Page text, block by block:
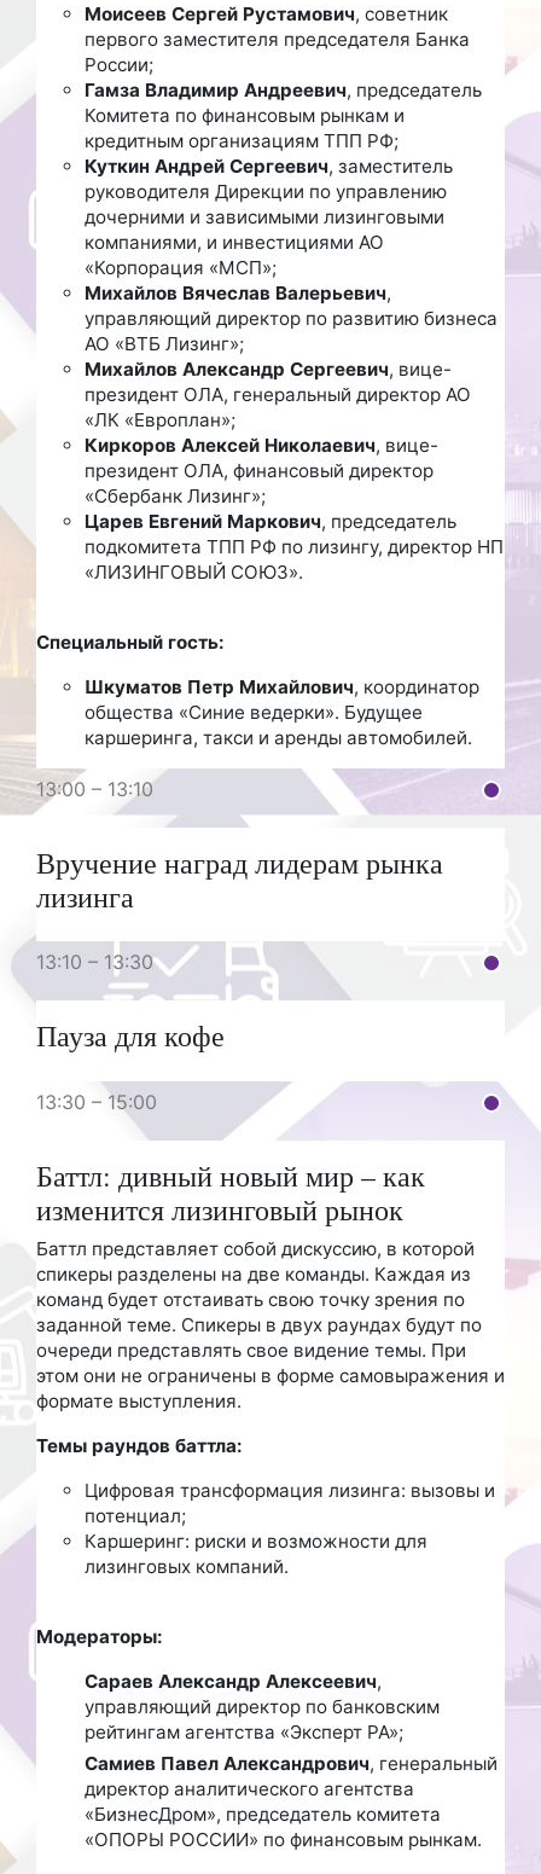
Моисеев Сергей Рустамович, советник
первого заместителя председателя Банка
России;
Гамза Владимир Андреевич, председатель
Комитета по финансовым рынкам и
кредитным организациям ТПП РФ;
Куткин Андрей Сергеевич, заместитель
руководителя Дирекции по управлению
дочерними и зависимыми лизинговыми
компаниями, и инвестициями АО
«Корпорация «МСП»;
Михайлов Вячеслав Валерьевич,
управляющий директор по развитию бизнеса
АО «ВТБ Лизинг»;
Михайлов Александр Сергеевич, вице-
президент ОЛА, генеральный директор АО
«ЛК «Европлан»;
Киркоров Алексей Николаевич, вице-
президент ОЛА, финансовый директор
«Сбербанк Лизинг»;
Царев Евгений Маркович, председатель
подкомитета ТПП РФ по лизингу, директор НП
«ЛИЗИНГОВЫЙ СОЮЗ».
Специальный гость:
Шкуматов Петр Михайлович, координатор
общества «Синие ведерки». Будущее
каршеринга, такси и аренды автомобилей.
13:00 – 13:10
Вручение наград лидерам рынка
лизинга
13:10 – 13:30
Пауза для кофе
13:30 – 15:00
Баттл: дивный новый мир – как
изменится лизинговый рынок
Баттл представляет собой дискуссию, в которой
спикеры разделены на две команды. Каждая из
команд будет отстаивать свою точку зрения по
заданной теме. Спикеры в двух раундах будут по
очереди представлять свое видение темы. При
этом они не ограничены в форме самовыражения и
формате выступления.
Темы раундов баттла:
Цифровая трансформация лизинга: вызовы и
потенциал;
Каршеринг: риски и возможности для
лизинговых компаний.
Модераторы:
Сараев Александр Алексеевич,
управляющий директор по банковским
рейтингам агентства «Эксперт РА»;
Самиев Павел Александрович, генеральный
директор аналитического агентства
«БизнесДром», председатель комитета
«ОПОРЫ РОССИИ» по финансовым рынкам.